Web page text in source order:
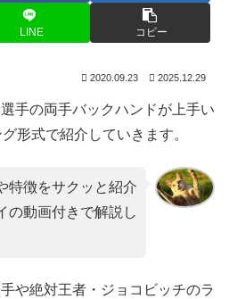
LINE コピー
2020.09.23 2025.12.29
手の両手バックハンドが上手い
形式で紹介していきます。
特徴をサクッと紹介
の動画付きで解説し
や絶対王者・ジョコビッチのラ